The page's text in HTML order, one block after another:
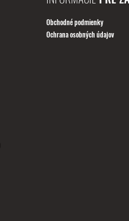
Obchodné podmienky
Ochrana osobných údajov